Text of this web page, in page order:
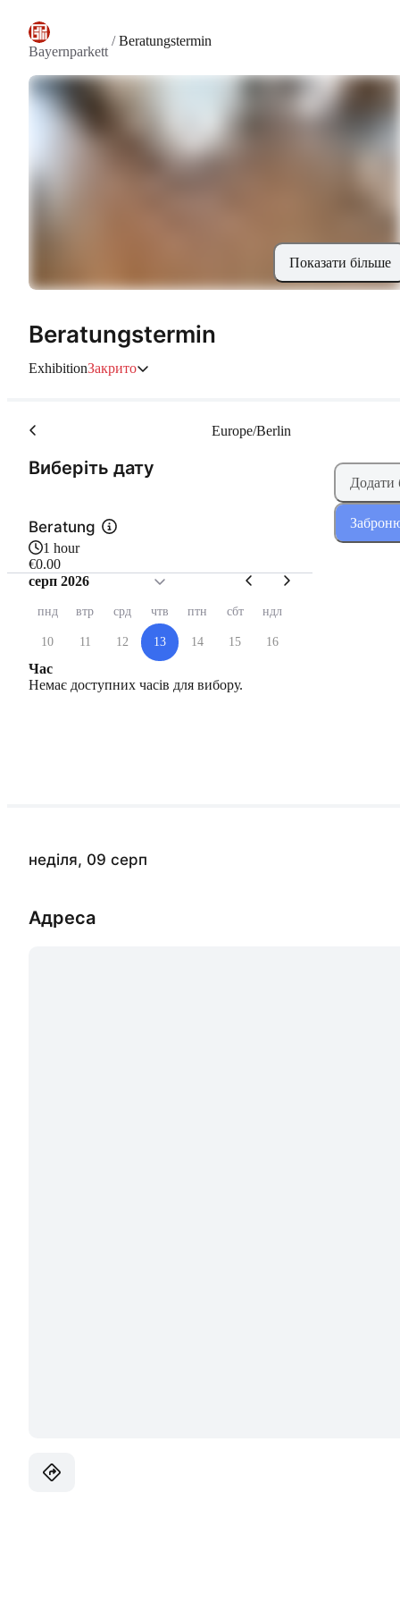
Bayernparkett
/Beratungstermin
Показати більше
Beratungstermin
ExhibitionЗакрито
неділя, 09 серп
Адреса
Виберіть дату
Europe/Berlin
Beratung
1 hour
€0.00
серп 2026
пнд втр срд чтв птн сбт ндл
10 11 12 13 14 15 16
Час
Немає доступних часів для вибору.
Додати